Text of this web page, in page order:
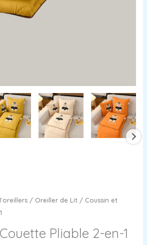
/ Oreiller de Lit / Coussin et
Pliable 2-en-1